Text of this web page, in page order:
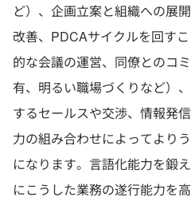
ど）、企画立案と組織への展
改善、PDCAサイクルを回す
的な会議の運営、同僚とのコ
有、明るい職場づくりなど）
するセールスや交渉、情報発
力の組み合わせによってより
になります。言語化能力を鍛
にこうした業務の遂行能力を